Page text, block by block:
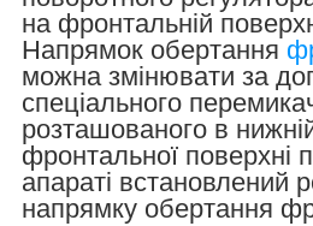
на фронтальній
Напрямок обертання
можна змінювати за
спеціального
розташованого в
фронтальної поверхні
апараті встановлений
напрямку обертання